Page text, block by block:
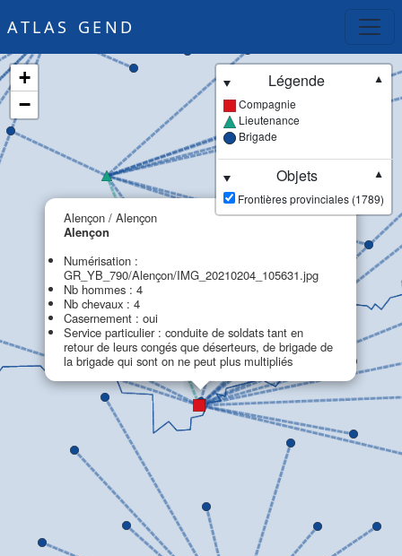
ATLAS GEND
Alençon / Alençon
Alençon
Numérisation :
GR_YB_790/Alençon/IMG_20210204_105631.jpg
Nb hommes : 4
Nb chevaux : 4
Casernement : oui
Service particulier : conduite de soldats tant en
retour de leurs congés que déserteurs, de brigade de
la brigade qui sont on ne peut plus multipliés
×
+
−
Légende
▼
Compagnie
Lieutenance
Brigade
Objets
▼
Frontières provinciales (1789)